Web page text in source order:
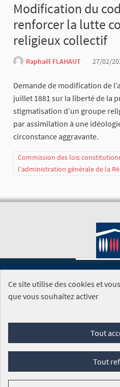
Modification du
renforcer la lutte
religieux collectif
Raphaël FLAHAUT 27/02/
Demande de modification de
juillet 1881 sur la liberté de la
stigmatisation d’un groupe
par assimilation à une
circonstance aggravante.
Commission des lois
l’administration générale de la
SITE DE
Foire aux
Conditions générales
Mentions légales
Ce site utilise des cookies et
que vous souhaitez activer
Tout
Tout